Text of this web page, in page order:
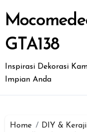
to
content
GTA138
Inspirasi Dekorasi
Impian Anda
Home
DIY &